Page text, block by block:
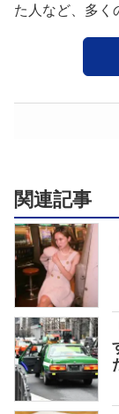
た人など、多く
関連記事